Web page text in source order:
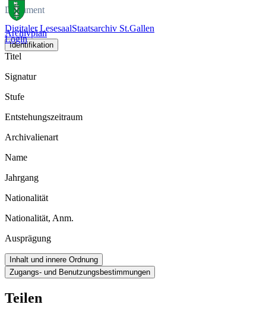
Digitaler LesesaalStaatsarchiv St.Gallen
Login
Dokument
Archivplan
Identifikation
Titel
Signatur
Stufe
Entstehungszeitraum
Archivalienart
Name
Jahrgang
Nationalität
Nationalität, Anm.
Ausprägung
Inhalt und innere Ordnung
Zugangs- und Benutzungsbestimmungen
Teilen